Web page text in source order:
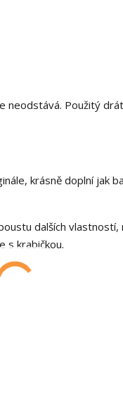
neodstává. Použitý
krásně doplní jak
dalších
s krabičkou.